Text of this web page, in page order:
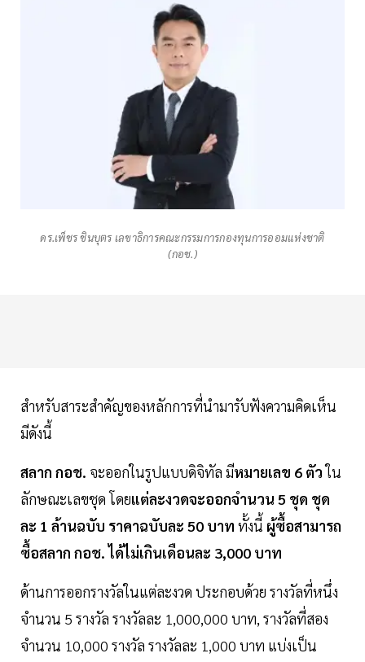
ดร.เพ็ชร ชินบุตร เลขาธิการคณะกรรมการกองทุนการออมแห่งชาติ
(กอช.)
สำหรับสาระสำคัญของหลักการที่นำมารับฟังความคิดเห็น
มีดังนี้
สลาก กอช. จะออกในรูปแบบดิจิทัล มีหมายเลข 6 ตัวใน
ลักษณะเลขชุด โดยแต่ละงวดจะออกจำนวน 5 ชุด ชุด
ละ 1 ล้านฉบับ ราคาฉบับละ 50 บาท ทั้งนี้ ผู้ซื้อสามารถ
ซื้อสลาก กอช. ได้ไม่เกินเดือนละ 3,000 บาท
ด้านการออกรางวัลในแต่ละงวด ประกอบด้วย รางวัลที่หนึ่ง
จำนวน 5 รางวัล รางวัลละ 1,000,000 บาท, รางวัลที่สอง
จำนวน 10,000 รางวัล รางวัลละ 1,000 บาท แบ่งเป็น